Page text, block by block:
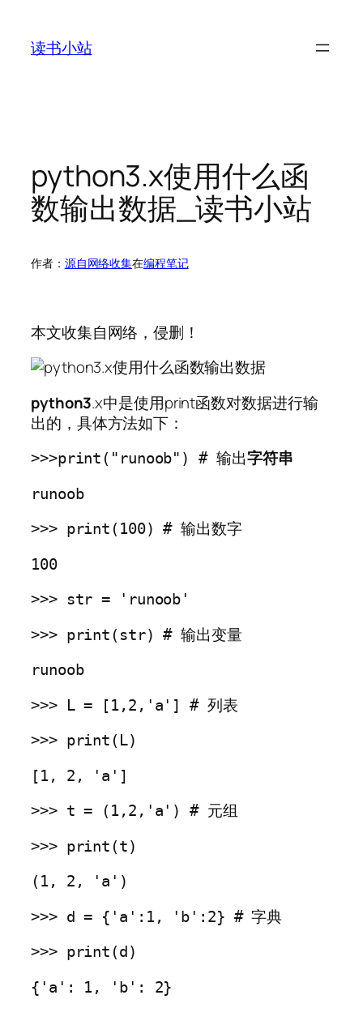
读书小站
python3.x使用什么函
数输出数据_读书小站
作者： 源自网络收集在编程笔记
本文收集自网络，侵删！
python3.x中是使用print函数对数据进行输
出的，具体方法如下：
>>>print("runoob") # 输出字符串
runoob
>>> print(100) # 输出数字
100
>>> str = 'runoob'
>>> print(str) # 输出变量
runoob
>>> L = [1,2,'a'] # 列表
>>> print(L)
[1, 2, 'a']
>>> t = (1,2,'a') # 元组
>>> print(t)
(1, 2, 'a')
>>> d = {'a':1, 'b':2} # 字典
>>> print(d)
{'a': 1, 'b': 2}